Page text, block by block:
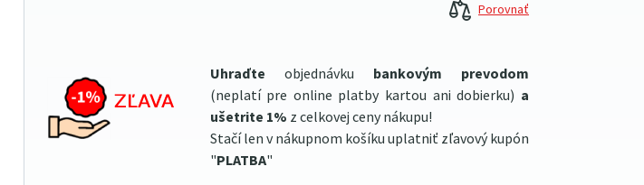
Uhraďte objednávku bankovým prevodom
(neplatí pre online platby kartou ani dobierku) a
ušetrite 1% z celkovej ceny nákupu!
Stačí len v nákupnom košíku uplatniť zľavový kupón
"PLATBA"
Porovnať